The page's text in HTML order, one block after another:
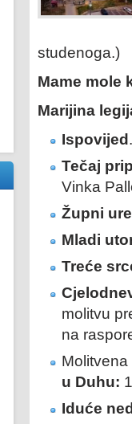
studenoga.)
Mame mole
Marijina
Ispovijed
Tečaj
Vinka
Župni
Mladi
Treće
molitvu
na
u Duhu:
Iduće